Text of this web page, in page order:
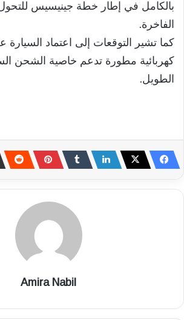
الفاخرة.
كما تشير التوقعات إلى اعتماد
كهربائية مطورة تدعم خاصية الشحن
الطويل.
Amira Nabil